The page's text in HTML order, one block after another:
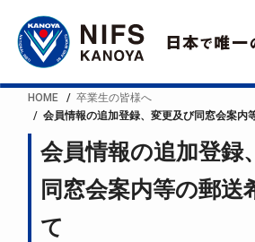
HOME
卒業生の皆様へ
会員情報の追加登録、変更及び同窓会案内
会員情報の追加登録
同窓会案内等の郵送
て